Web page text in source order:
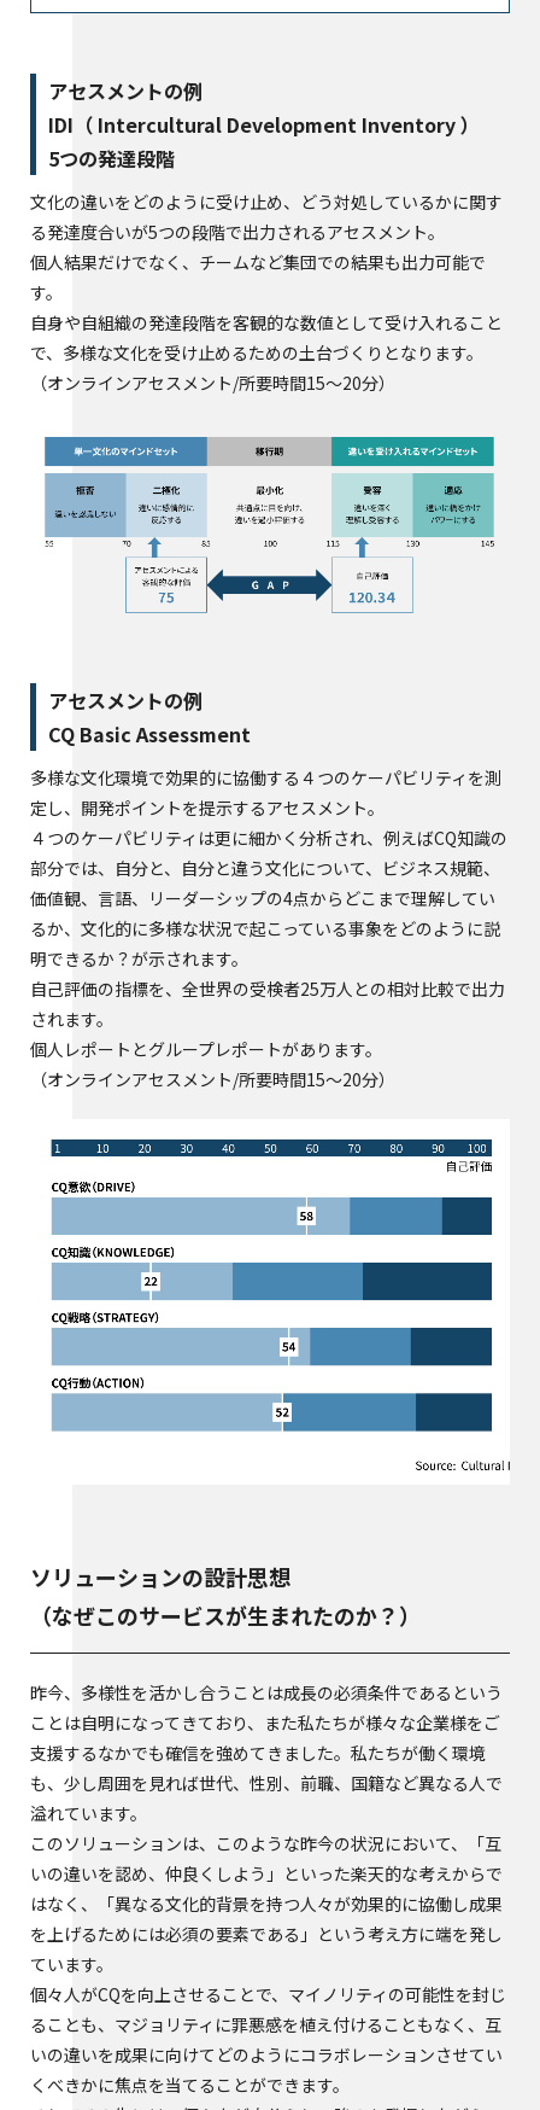
アセスメントの例
IDI（ Intercultural Development Inventory ）
5つの発達段階
文化の違いをどのように受け止め、どう対処しているかに関す
る発達度合いが5つの段階で出力されるアセスメント。
個人結果だけでなく、チームなど集団での結果も出力可能で
す。
自身や自組織の発達段階を客観的な数値として受け入れること
で、多様な文化を受け止めるための土台づくりとなります。
（オンラインアセスメント/所要時間15～20分）
アセスメントの例
CQ Basic Assessment
多様な文化環境で効果的に協働する４つのケーパビリティを測
定し、開発ポイントを提示するアセスメント。
４つのケーパビリティは更に細かく分析され、例えばCQ知識の
部分では、自分と、自分と違う文化について、ビジネス規範、
価値観、言語、リーダーシップの4点からどこまで理解してい
るか、文化的に多様な状況で起こっている事象をどのように説
明できるか？が示されます。
自己評価の指標を、全世界の受検者25万人との相対比較で出力
されます。
個人レポートとグループレポートがあります。
（オンラインアセスメント/所要時間15～20分）
ソリューションの設計思想
（なぜこのサービスが生まれたのか？）
昨今、多様性を活かし合うことは成長の必須条件であるという
ことは自明になってきており、また私たちが様々な企業様をご
支援するなかでも確信を強めてきました。私たちが働く環境
も、少し周囲を見れば世代、性別、前職、国籍など異なる人で
溢れています。
このソリューションは、このような昨今の状況において、「互
いの違いを認め、仲良くしよう」といった楽天的な考えからで
はなく、「異なる文化的背景を持つ人々が効果的に協働し成果
を上げるためには必須の要素である」という考え方に端を発し
ています。
個々人がCQを向上させることで、マイノリティの可能性を封じ
ることも、マジョリティに罪悪感を植え付けることもなく、互
いの違いを成果に向けてどのようにコラボレーションさせてい
くべきかに焦点を当てることができます。